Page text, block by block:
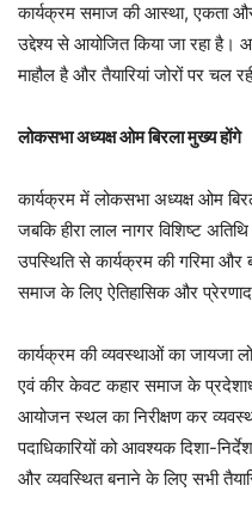
कार्यक्रम समाज की आस्था, एकता
उद्देश्य से आयोजित किया जा रहा
माहौल है और तैयारियां जोरों पर चल
लोकसभा अध्यक्ष ओम बिरला मुख्य होंगे
कार्यक्रम में लोकसभा अध्यक्ष ओम
जबकि हीरा लाल नागर विशिष्ट
उपस्थिति से कार्यक्रम की गरिमा
समाज के लिए ऐतिहासिक और
कार्यक्रम की व्यवस्थाओं का जायजा
एवं कीर केवट कहार समाज के
आयोजन स्थल का निरीक्षण कर
पदाधिकारियों को आवश्यक दिशा-
और व्यवस्थित बनाने के लिए सभी